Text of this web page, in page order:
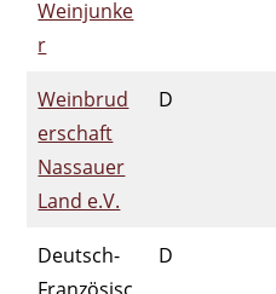
Weinjunke
r
Weinbrud
erschaft
Nassauer
Land e.V.
D
Deutsch-
D